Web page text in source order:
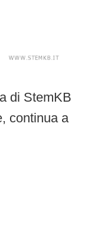
di StemKB
continua a